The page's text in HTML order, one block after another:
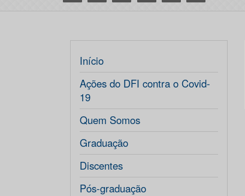
Início
Ações do DFI contra o Covid-
19
Quem Somos
Graduação
Discentes
Pós-graduação